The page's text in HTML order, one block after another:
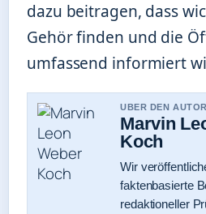
dazu beitragen, dass
Gehör finden und die
umfassend informiert
UBER DEN AUTOR
Marvin
Koch
Wir
faktenbasierte
redaktioneller